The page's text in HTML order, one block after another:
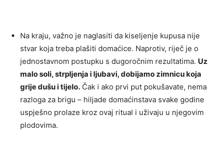
Na kraju, važno je naglasiti da kiseljenje kupusa nije
stvar koja treba plašiti domaćice. Naprotiv, riječ je o
jednostavnom postupku s dugoročnim rezultatima. Uz
malo soli, strpljenja i ljubavi, dobijamo zimnicu koja
grije dušu i tijelo. Čak i ako prvi put pokušavate, nema
razloga za brigu – hiljade domaćinstava svake godine
uspješno prolaze kroz ovaj ritual i uživaju u njegovim
plodovima.